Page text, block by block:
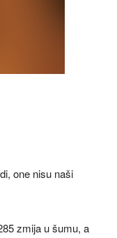
one nisu naši
zmija u šumu, a